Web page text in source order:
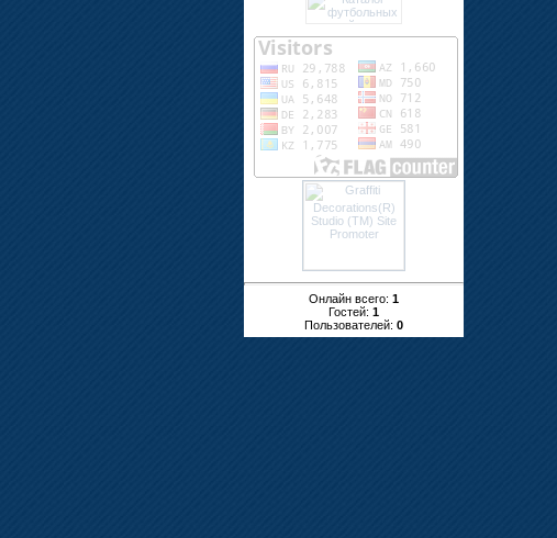
Онлайн всего: 1
Гостей: 1
Пользователей: 0